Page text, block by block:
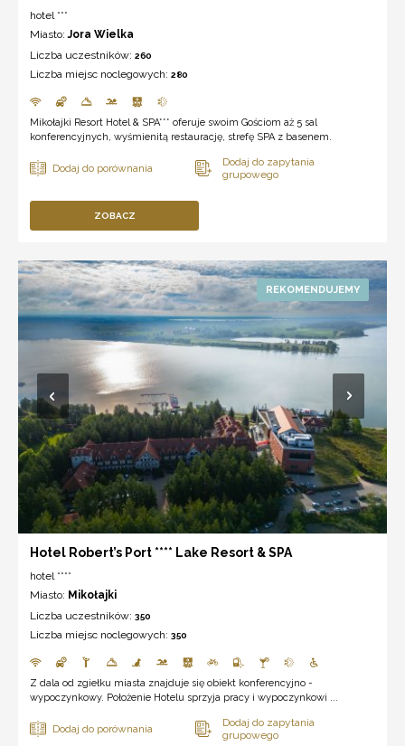
hotel ***
Miasto:Jora Wielka
Liczba uczestników: 260
Liczba miejsc noclegowych: 280
Mikołajki Resort Hotel & SPA*** oferuje swoim Gościom aż 5 sal
konferencyjnych, wyśmienitą restaurację, strefę SPA z basenem.
ZOBACZ
Hotel Robert’s Port **** Lake Resort & SPA
hotel ****
Miasto: Mikołajki
Liczba uczestników: 350
Liczba miejsc noclegowych: 350
Z dala od zgiełku miasta znajduje się obiekt konferencyjno -
wypoczynkowy. Położenie Hotelu sprzyja pracy i wypoczynkowi ...